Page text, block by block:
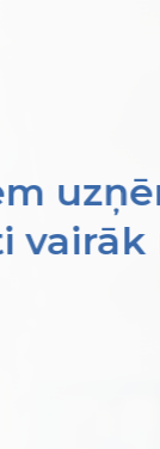
vairāk